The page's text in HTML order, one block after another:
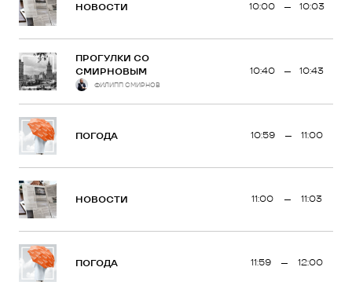
НОВОСТИ 10:00 10:03
ПРОГУЛКИ СО
СМИРНОВЫМ
ФИЛИПП СМИРНОВ
10:40 10:43
ПОГОДА 10:59 11:00
НОВОСТИ 11:00 11:03
ПОГОДА 11:59 12:00